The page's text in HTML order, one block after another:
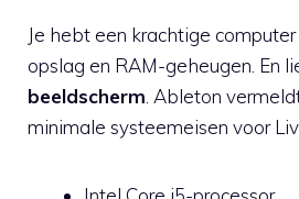
Je hebt een krachtige
opslag en RAM-geheugen. En
beeldscherm . Ableton
minimale systeemeisen voor